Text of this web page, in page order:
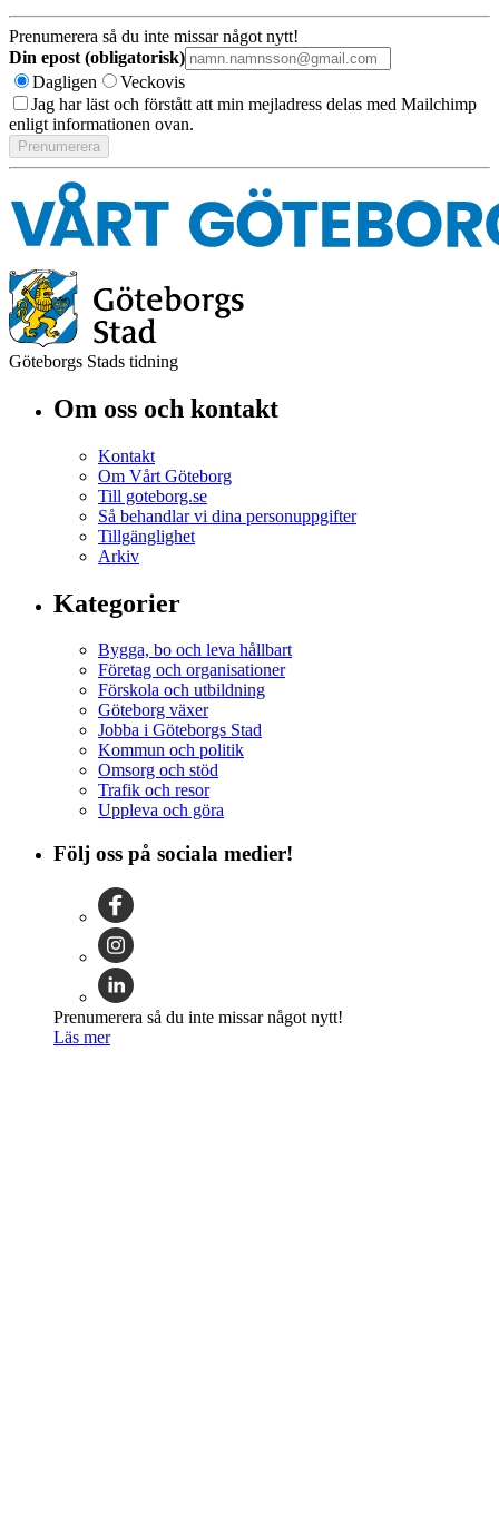
Prenumerera så du inte missar något nytt!
Din epost (obligatorisk)
Dagligen
Veckovis
Jag har läst och förstått att min mejladress delas med Mailchimp
enligt informationen ovan.
Göteborgs Stads tidning
Om oss och kontakt
Kontakt
Om Vårt Göteborg
Till goteborg.se
Så behandlar vi dina personuppgifter
Tillgänglighet
Arkiv
Kategorier
Bygga, bo och leva hållbart
Företag och organisationer
Förskola och utbildning
Göteborg växer
Jobba i Göteborgs Stad
Kommun och politik
Omsorg och stöd
Trafik och resor
Uppleva och göra
Följ oss på sociala medier!
Prenumerera så du inte missar något nytt!
Läs mer